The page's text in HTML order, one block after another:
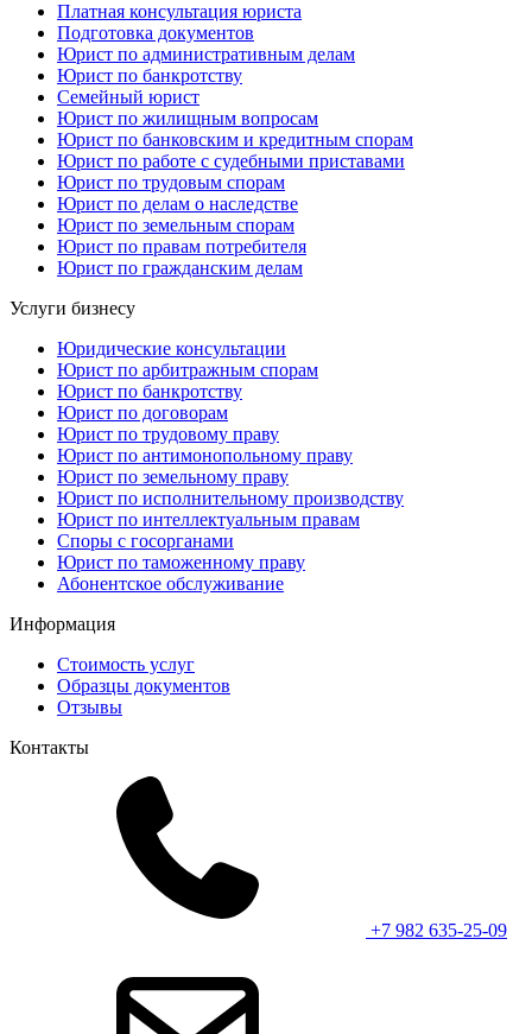
Платная консультация юриста
Подготовка документов
Юрист по административным делам
Юрист по банкротству
Семейный юрист
Юрист по жилищным вопросам
Юрист по банковским и кредитным спорам
Юрист по работе с судебными приставами
Юрист по трудовым спорам
Юрист по делам о наследстве
Юрист по земельным спорам
Юрист по правам потребителя
Юрист по гражданским делам
Услуги бизнесу
Юридические консультации
Юрист по арбитражным спорам
Юрист по банкротству
Юрист по договорам
Юрист по трудовому праву
Юрист по антимонопольному праву
Юрист по земельному праву
Юрист по исполнительному производству
Юрист по интеллектуальным правам
Споры с госорганами
Юрист по таможенному праву
Абонентское обслуживание
Информация
Стоимость услуг
Образцы документов
Отзывы
Контакты
+7 982 635-25-09